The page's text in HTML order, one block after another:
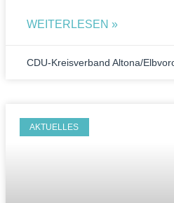
WEITERLESEN »
CDU-Kreisverband Altona/
AKTUELLES